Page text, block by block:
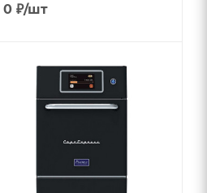
0₽/шт
Подпись к товару
220 В, 380 В; 1
уровень;
30 до 276 °С; 6.6